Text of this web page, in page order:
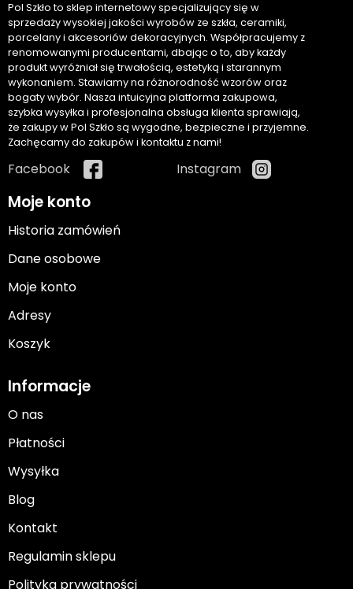
Pol Szkło to sklep internetowy specjalizujący się w
sprzedaży wysokiej jakości wyrobów ze szkła, ceramiki,
porcelany i akcesoriów dekoracyjnych. Współpracujemy z
renomowanymi producentami, dbając o to, aby każdy
produkt wyróżniał się trwałością, estetyką i starannym
wykonaniem. Stawiamy na różnorodność wzorów oraz
bogaty wybór. Nasza intuicyjna platforma zakupowa,
szybka wysyłka i profesjonalna obsługa klienta sprawiają,
że zakupy w Pol Szkło są wygodne, bezpieczne i przyjemne.
Zachęcamy do zakupów i kontaktu z nami!
Facebook Instagram
Moje konto
Historia zamówień
Dane osobowe
Moje konto
Adresy
Koszyk
Informacje
O nas
Płatności
Wysyłka
Blog
Kontakt
Regulamin sklepu
Polityka prywatności